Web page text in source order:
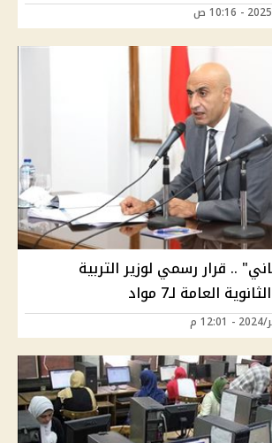
.. قرار رسمي لوزير التربية
العامة لـ7 مواد